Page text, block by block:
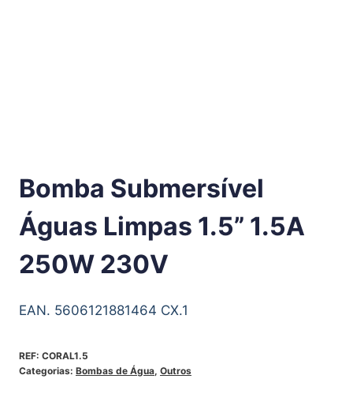
Bomba Submersível
Águas Limpas 1.5” 1.5A
250W 230V
EAN. 5606121881464 CX.1
REF: CORAL1.5
Categorias: Bombas de Água, Outros